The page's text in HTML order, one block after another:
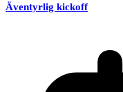
Äventyrlig kickoff